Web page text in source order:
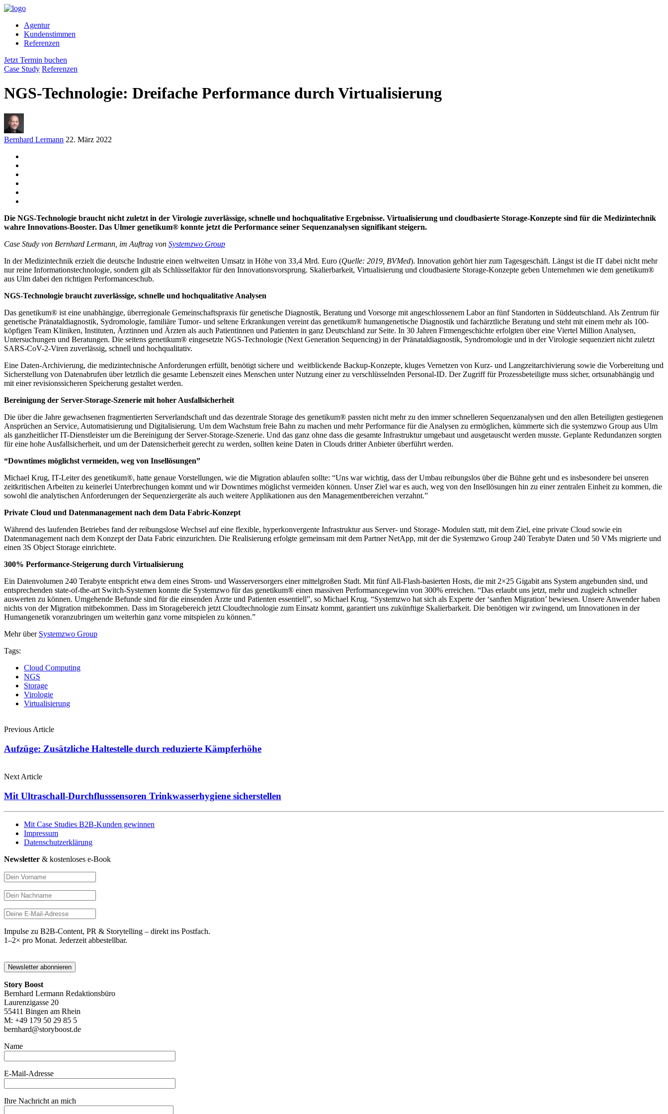
Agentur
Kundenstimmen
Referenzen
Jetzt Termin buchen
Case Study Referenzen
NGS-Technologie: Dreifache Performance durch Virtualisierung
Bernhard Lermann 22. März 2022
Die NGS-Technologie braucht nicht zuletzt in der Virologie zuverlässige, schnelle und hochqualitative Ergebnisse. Virtualisierung und cloudbasierte Storage-Konzepte sind für die Medizintechnik
wahre Innovations-Booster. Das Ulmer genetikum® konnte jetzt die Performance seiner Sequenzanalysen signifikant steigern.
Case Study von Bernhard Lermann, im Auftrag von Systemzwo Group
In der Medizintechnik erzielt die deutsche Industrie einen weltweiten Umsatz in Höhe von 33,4 Mrd. Euro (Quelle: 2019, BVMed). Innovation gehört hier zum Tagesgeschäft. Längst ist die IT dabei nicht mehr
nur reine Informationstechnologie, sondern gilt als Schlüsselfaktor für den Innovationsvorsprung. Skalierbarkeit, Virtualisierung und cloudbasierte Storage-Konzepte geben Unternehmen wie dem genetikum®
aus Ulm dabei den richtigen Performanceschub.
NGS-Technologie braucht zuverlässige, schnelle und hochqualitative Analysen
Das genetikum® ist eine unabhängige, überregionale Gemeinschaftspraxis für genetische Diagnostik, Beratung und Vorsorge mit angeschlossenem Labor an fünf Standorten in Süddeutschland. Als Zentrum für
genetische Pränataldiagnostik, Sydromologie, familiäre Tumor- und seltene Erkrankungen vereint das genetikum® humangenetische Diagnostik und fachärztliche Beratung und steht mit einem mehr als 100-
köpfigen Team Kliniken, Instituten, Ärztinnen und Ärzten als auch Patientinnen und Patienten in ganz Deutschland zur Seite. In 30 Jahren Firmengeschichte erfolgten über eine Viertel Million Analysen,
Untersuchungen und Beratungen. Die seitens genetikum® eingesetzte NGS-Technologie (Next Generation Sequencing) in der Pränataldiagnostik, Syndromologie und in der Virologie sequenziert nicht zuletzt
SARS-CoV-2-Viren zuverlässig, schnell und hochqualitativ.
Eine Daten-Archivierung, die medizintechnische Anforderungen erfüllt, benötigt sichere und weitblickende Backup-Konzepte, kluges Vernetzen von Kurz- und Langzeitarchivierung sowie die Vorbereitung und
Sicherstellung von Datenabrufen über letztlich die gesamte Lebenszeit eines Menschen unter Nutzung einer zu verschlüsselnden Personal-ID. Der Zugriff für Prozessbeteiligte muss sicher, ortsunabhängig und
mit einer revisionssicheren Speicherung gestaltet werden.
Bereinigung der Server-Storage-Szenerie mit hoher Ausfallsicherheit
Die über die Jahre gewachsenen fragmentierten Serverlandschaft und das dezentrale Storage des genetikum® passten nicht mehr zu den immer schnelleren Sequenzanalysen und den allen Beteiligten gestiegenen
Ansprüchen an Service, Automatisierung und Digitalisierung. Um dem Wachstum freie Bahn zu machen und mehr Performance für die Analysen zu ermöglichen, kümmerte sich die systemzwo Group aus Ulm
als ganzheitlicher IT-Dienstleister um die Bereinigung der Server-Storage-Szenerie. Und das ganz ohne dass die gesamte Infrastruktur umgebaut und ausgetauscht werden musste. Geplante Redundanzen sorgten
für eine hohe Ausfallsicherheit, und um der Datensicherheit gerecht zu werden, sollten keine Daten in Clouds dritter Anbieter überführt werden.
“Downtimes möglichst vermeiden, weg von Insellösungen”
Michael Krug, IT-Leiter des genetikum®, hatte genaue Vorstellungen, wie die Migration ablaufen sollte: “Uns war wichtig, dass der Umbau reibungslos über die Bühne geht und es insbesondere bei unseren
zeitkritischen Arbeiten zu keinerlei Unterbrechungen kommt und wir Downtimes möglichst vermeiden können. Unser Ziel war es auch, weg von den Insellösungen hin zu einer zentralen Einheit zu kommen, die
sowohl die analytischen Anforderungen der Sequenziergeräte als auch weitere Applikationen aus den Managementbereichen verzahnt.”
Private Cloud und Datenmanagement nach dem Data Fabric-Konzept
Während des laufenden Betriebes fand der reibungslose Wechsel auf eine flexible, hyperkonvergente Infrastruktur aus Server- und Storage- Modulen statt, mit dem Ziel, eine private Cloud sowie ein
Datenmanagement nach dem Konzept der Data Fabric einzurichten. Die Realisierung erfolgte gemeinsam mit dem Partner NetApp, mit der die Systemzwo Group 240 Terabyte Daten und 50 VMs migrierte und
einen 3S Object Storage einrichtete.
300% Performance-Steigerung durch Virtualisierung
Ein Datenvolumen 240 Terabyte entspricht etwa dem eines Strom- und Wasserversorgers einer mittelgroßen Stadt. Mit fünf All-Flash-basierten Hosts, die mit 2×25 Gigabit ans System angebunden sind, und
entsprechenden state-of-the-art Switch-Systemen konnte die Systemzwo für das genetikum® einen massiven Performancegewinn von 300% erreichen. “Das erlaubt uns jetzt, mehr und zugleich schneller
auswerten zu können. Umgehende Befunde sind für die einsenden Ärzte und Patienten essentiell”, so Michael Krug. “Systemzwo hat sich als Experte der ‘sanften Migration’ bewiesen. Unsere Anwender haben
nichts von der Migration mitbekommen. Dass im Storagebereich jetzt Cloudtechnologie zum Einsatz kommt, garantiert uns zukünftige Skalierbarkeit. Die benötigen wir zwingend, um Innovationen in der
Humangenetik voranzubringen um weiterhin ganz vorne mitspielen zu können.”
Mehr über Systemzwo Group
Tags:
Cloud Computing
NGS
Storage
Virologie
Virtualisierung
Previous Article
Aufzüge: Zusätzliche Haltestelle durch reduzierte Kämpferhöhe
Next Article
Mit Ultraschall-Durchflusssensoren Trinkwasserhygiene sicherstellen
Mit Case Studies B2B-Kunden gewinnen
Impressum
Datenschutzerklärung
Newsletter & kostenloses e-Book
Impulse zu B2B-Content, PR & Storytelling – direkt ins Postfach.
1–2× pro Monat. Jederzeit abbestellbar.
Story Boost
Bernhard Lermann Redaktionsbüro
Laurenzigasse 20
55411 Bingen am Rhein
M: +49 179 50 29 85 5
bernhard@storyboost.de
Name
E-Mail-Adresse
Ihre Nachricht an mich